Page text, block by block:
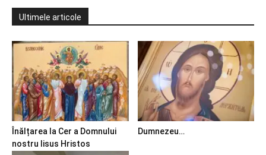
Ultimele articole
Înălțarea la Cer a Domnului
nostru Iisus Hristos
Dumnezeu…